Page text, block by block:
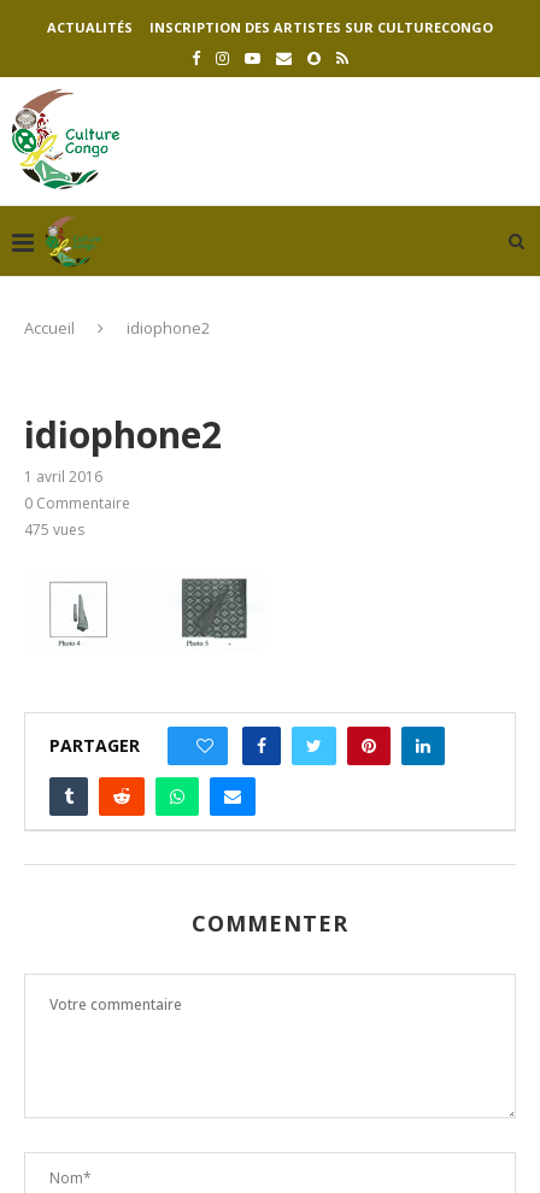
ACTUALITÉS INSCRIPTION DES ARTISTES SUR CULTURECONGO
Accueil idiophone2
idiophone2
1 avril 2016
0 Commentaire
475 vues
PARTAGER
COMMENTER